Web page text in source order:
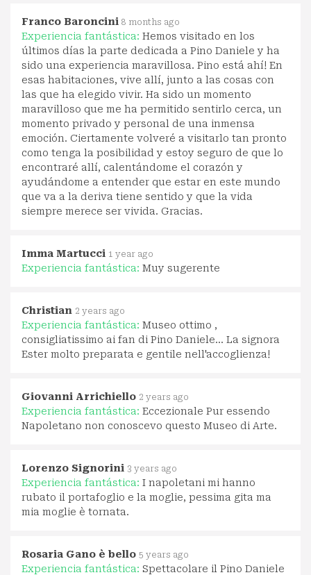
Franco Baroncini 8 months ago
Experiencia fantástica: Hemos visitado en los
últimos días la parte dedicada a Pino Daniele y ha
sido una experiencia maravillosa. Pino está ahí! En
esas habitaciones, vive allí, junto a las cosas con
las que ha elegido vivir. Ha sido un momento
maravilloso que me ha permitido sentirlo cerca, un
momento privado y personal de una inmensa
emoción. Ciertamente volveré a visitarlo tan pronto
como tenga la posibilidad y estoy seguro de que lo
encontraré allí, calentándome el corazón y
ayudándome a entender que estar en este mundo
que va a la deriva tiene sentido y que la vida
siempre merece ser vivida. Gracias.
Imma Martucci 1 year ago
Experiencia fantástica: Muy sugerente
Christian 2 years ago
Experiencia fantástica: Museo ottimo ,
consigliatissimo ai fan di Pino Daniele... La signora
Ester molto preparata e gentile nell'accoglienza!
Giovanni Arrichiello 2 years ago
Experiencia fantástica: Eccezionale Pur essendo
Napoletano non conoscevo questo Museo di Arte.
Lorenzo Signorini 3 years ago
Experiencia fantástica: I napoletani mi hanno
rubato il portafoglio e la moglie, pessima gita ma
mia moglie è tornata.
Rosaria Gano è bello 5 years ago
Experiencia fantástica: Spettacolare il Pino Daniele